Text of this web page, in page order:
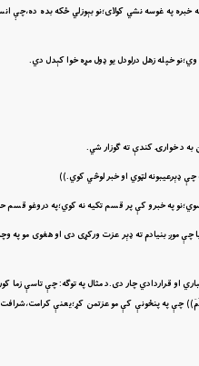
په غوسه نشي کولاى؛نو بېوزلي ځکه بده ده،چې
خپله زهل درلودل يو ډول مړه خوا کېدل دي.
په خبرو کې پر قسم تکيه نه کوي؛په دروغو قسم
چې موږ بنيادم ته ډېر عزت وركړى دى او هغوى مو په
قراردادي چار دى.د مثال په توګه: چې تاسې زما
په پنځونې کې مو عزتمن کړ؛يعنې کرامت،شرافت